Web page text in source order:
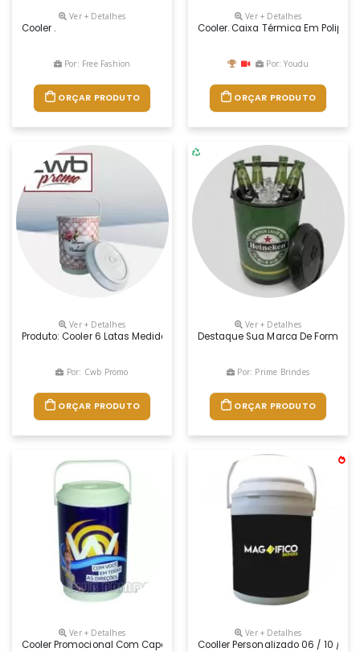
Ver + Detalhes
Cooler .
Por: Free Fashion
ORÇAR PRODUTO
Ver + Detalhes
Cooler. Caixa Térmica Em
Por: Youdu
ORÇAR PRODUTO
Ver + Detalhes
Produto: Cooler 6 Latas Medidas: 29,5 Cm De Altura Com A Tampa X
Por: Cwb Promo
ORÇAR PRODUTO
Ver + Detalhes
Destaque Sua Marca De Forma
Por: Prime Brindes
ORÇAR PRODUTO
Ver + Detalhes
Cooler Promocional Com Capacidade Para 08 Latas, Com Alça Fixa
Ver + Detalhes
Cooller Personalizado 06 / 10 / 12